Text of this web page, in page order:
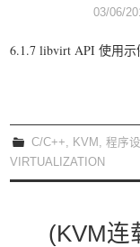
03/06/
6.1.7 libvirt API 使用
C/C++ KVM ,程序
VIRTUALIZATION
(KVM连